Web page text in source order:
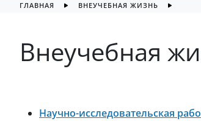
ГЛАВНАЯ ВНЕУЧЕБНАЯ ЖИЗНЬ
Внеучебная
Научно-исследовательская